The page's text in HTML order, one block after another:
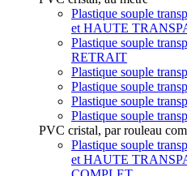
Plastique souple
et HAUTE
Plastique souple
RETRAIT
Plastique souple
Plastique souple
Plastique souple
Plastique souple
PVC cristal, par rouleau
Plastique souple
et HAUTE